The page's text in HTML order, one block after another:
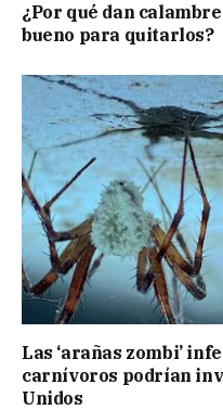
¿Por qué dan
bueno para quitarlos?
Las ‘arañas zombi’
carnívoros podrían
Unidos